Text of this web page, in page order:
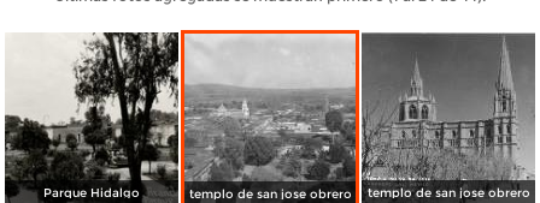
Parque Hidalgo templo de san jose obrero templo de san jose obrero